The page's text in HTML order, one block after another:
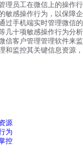
理员工在微信上的操作
敏感操作行为，以保障
过手机端实时管理微信
几十项敏感操作行为分
信客户管理管理软件来
和监控其关键信息资源
源
为
控